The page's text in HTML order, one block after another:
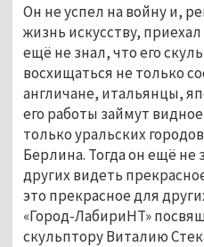
Он не успел на войну и,
жизнь искусству,
ещё не знал, что его
восхищаться не только
англичане, итальянцы,
его работы займут
только уральских
Берлина. Тогда он ещё не
других видеть
это прекрасное для
«Город-ЛабириНТ»
скульптору Виталию